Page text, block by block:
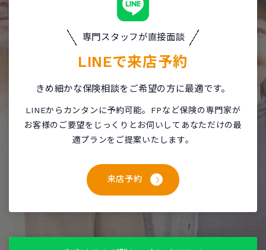
専門スタッフが直接面談
LINEで来店予約
きめ細かな保険相談をご希望の方に最適です。
LINEからカンタンに予約可能。FPなど保険の専門家が
お客様のご要望をじっくりとお伺いしてあなただけの最
適プランをご提案いたします。
来店予約